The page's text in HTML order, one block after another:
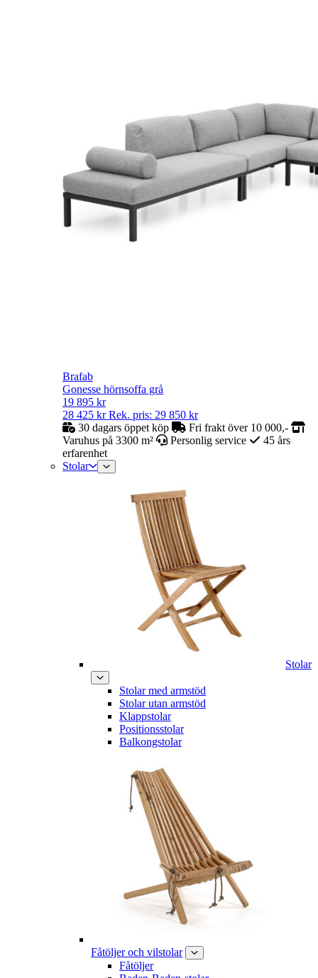
Brafab
Gonesse hörnsoffa grå
19 895 kr
28 425 kr Rek. pris: 29 850 kr
30 dagars öppet köp
Fri frakt över 10 000,-
Varuhus på 3300 m²
Personlig service
45 års
erfarenhet
Stolar
Stolar
Stolar med armstöd
Stolar utan armstöd
Klappstolar
Positionsstolar
Balkongstolar
Fåtöljer och vilstolar
Fåtöljer